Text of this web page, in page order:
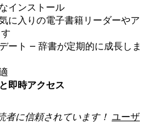
インストール
に入りの電子書籍リーダーやア
ート ‒ 辞書が定期的に成長しま
即時アクセス
者に信頼されています！ ユーザ